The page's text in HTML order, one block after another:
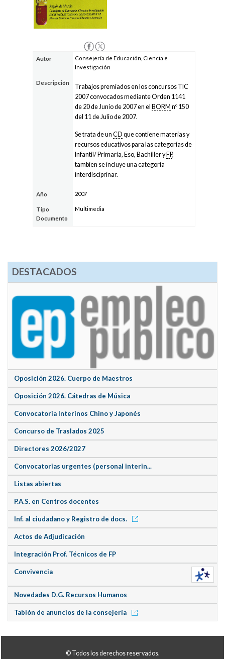
Autor
Consejería de Educación, Ciencia e
Investigación
Descripción
Trabajos premiados en los concursos TIC
2007 convocados mediante Orden 1141
de 20 de Junio de 2007 en el BORM nº 150
del 11 de Julio de 2007.
Se trata de unCD que contiene materias y
recursos educativos para las categorías de
Infantil/ Primaria, Eso, Bachiller y FP,
tambien se incluye una categoría
interdisciprinar.
Año 2007
Tipo
Documento
Multimedia
DESTACADOS
Oposición 2026. Cuerpo de Maestros
Oposición 2026. Cátedras de Música
Convocatoria Interinos Chino y Japonés
Concurso de Traslados 2025
Directores 2026/2027
Convocatorias urgentes (personal interin...
Listas abiertas
P.A.S. en Centros docentes
Inf. al ciudadano y Registro de docs.
Actos de Adjudicación
Integración Prof. Técnicos de FP
Convivencia
Novedades D.G. Recursos Humanos
Tablón de anuncios de la consejería
© Todos los derechos reservados.